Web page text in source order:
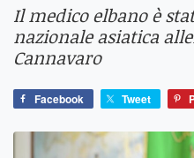
Il medico elbano è
nazionale asiatica
Cannavaro
Facebook Tweet